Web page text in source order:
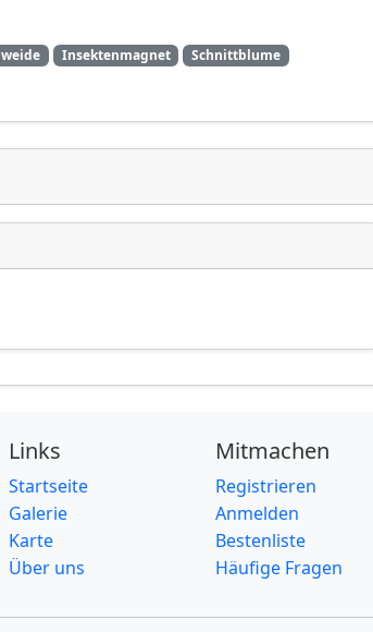
Insektenmagnet
Schnittblume
Links
Startseite
Galerie
Karte
Über uns
Mitmachen
Registrieren
Anmelden
Bestenliste
Häufige Fragen